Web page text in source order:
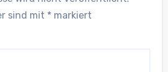
sind mit * markiert